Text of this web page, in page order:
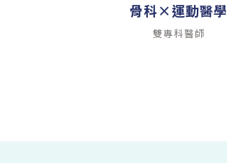
骨科×運動醫學
雙專科醫師